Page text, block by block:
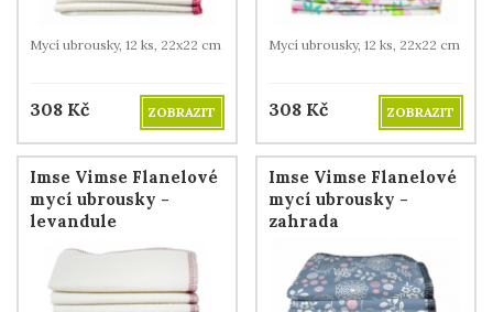
Mycí ubrousky, 12 ks, 22x22 cm
308 Kč ZOBRAZIT
Mycí ubrousky, 12 ks, 22x22 cm
308 Kč ZOBRAZIT
Imse Vimse Flanelové
mycí ubrousky -
levandule
Imse Vimse Flanelové
mycí ubrousky -
zahrada